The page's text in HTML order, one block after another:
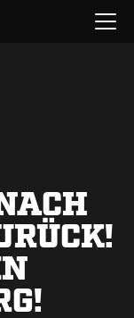
Menü
öffnen